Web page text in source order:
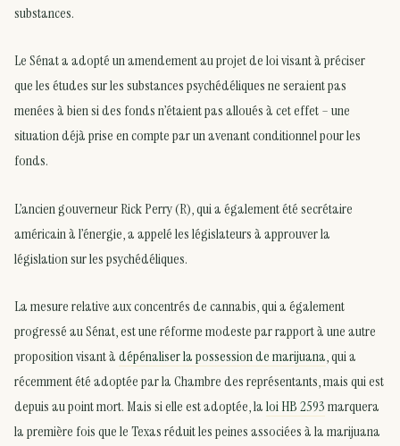
substances.
Le Sénat a adopté un amendement au projet de loi visant à préciser
que les études sur les substances psychédéliques ne seraient pas
menées à bien si des fonds n’étaient pas alloués à cet effet – une
situation déjà prise en compte par un avenant conditionnel pour les
fonds.
L’ancien gouverneur Rick Perry (R), qui a également été secrétaire
américain à l’énergie, a appelé les législateurs à approuver la
législation sur les psychédéliques.
La mesure relative aux concentrés de cannabis, qui a également
progressé au Sénat, est une réforme modeste par rapport à une autre
proposition visant àdépénaliser la possession de marijuana, qui a
récemment été adoptée par la Chambre des représentants, mais qui est
depuis au point mort. Mais si elle est adoptée, laloi HB 2593marquera
la première fois que le Texas réduit les peines associées à la marijuana